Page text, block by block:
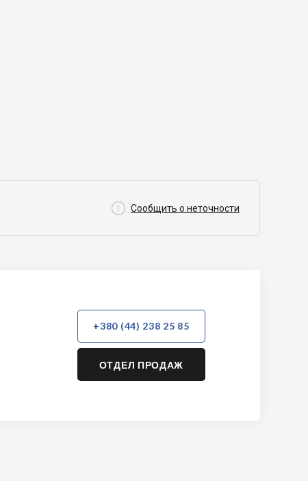
 Сообщить о неточности
+380 (44) 238 25 85
ОТДЕЛ ПРОДАЖ